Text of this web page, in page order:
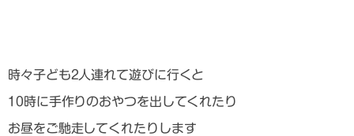
時々子ども2人連れて遊びに行くと
10時に手作りのおやつを出してくれたり
お昼をご馳走してくれたりします